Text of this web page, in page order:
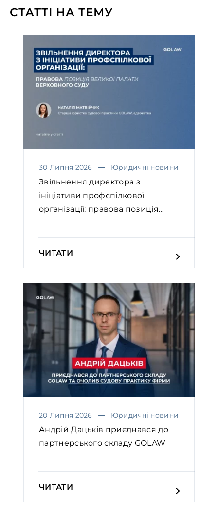
СТАТТІ НА ТЕМУ
30 Липня 2026 Юридичні новини
Звільнення директора з
ініціативи профспілкової
організації: правова позиція
ЧИТАТИ
20 Липня 2026 Юридичні новини
Андрій Дацьків приєднався до
партнерського складу GOLAW
ЧИТАТИ